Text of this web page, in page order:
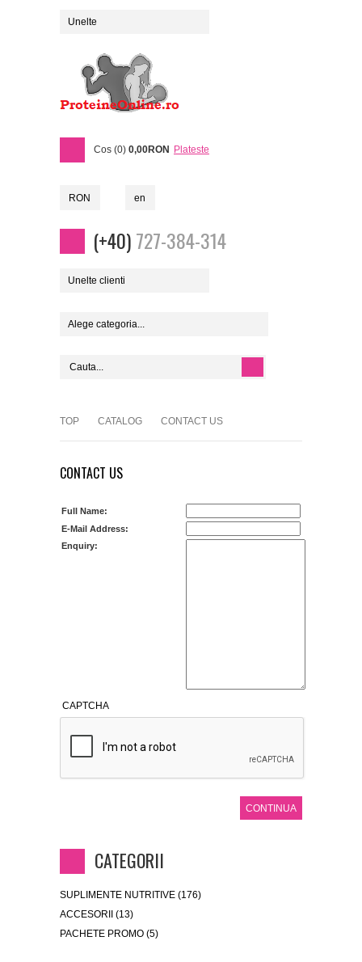
Unelte
Cos (0) 0,00RON Plateste
RON en
(+40)727-384-314
Unelte clienti
Alege categoria...
TOP CATALOG CONTACT US
CONTACT US
Full Name:
E-Mail Address:
Enquiry:
CAPTCHA
CONTINUA
CATEGORII
SUPLIMENTE NUTRITIVE (176)
ACCESORII (13)
PACHETE PROMO (5)